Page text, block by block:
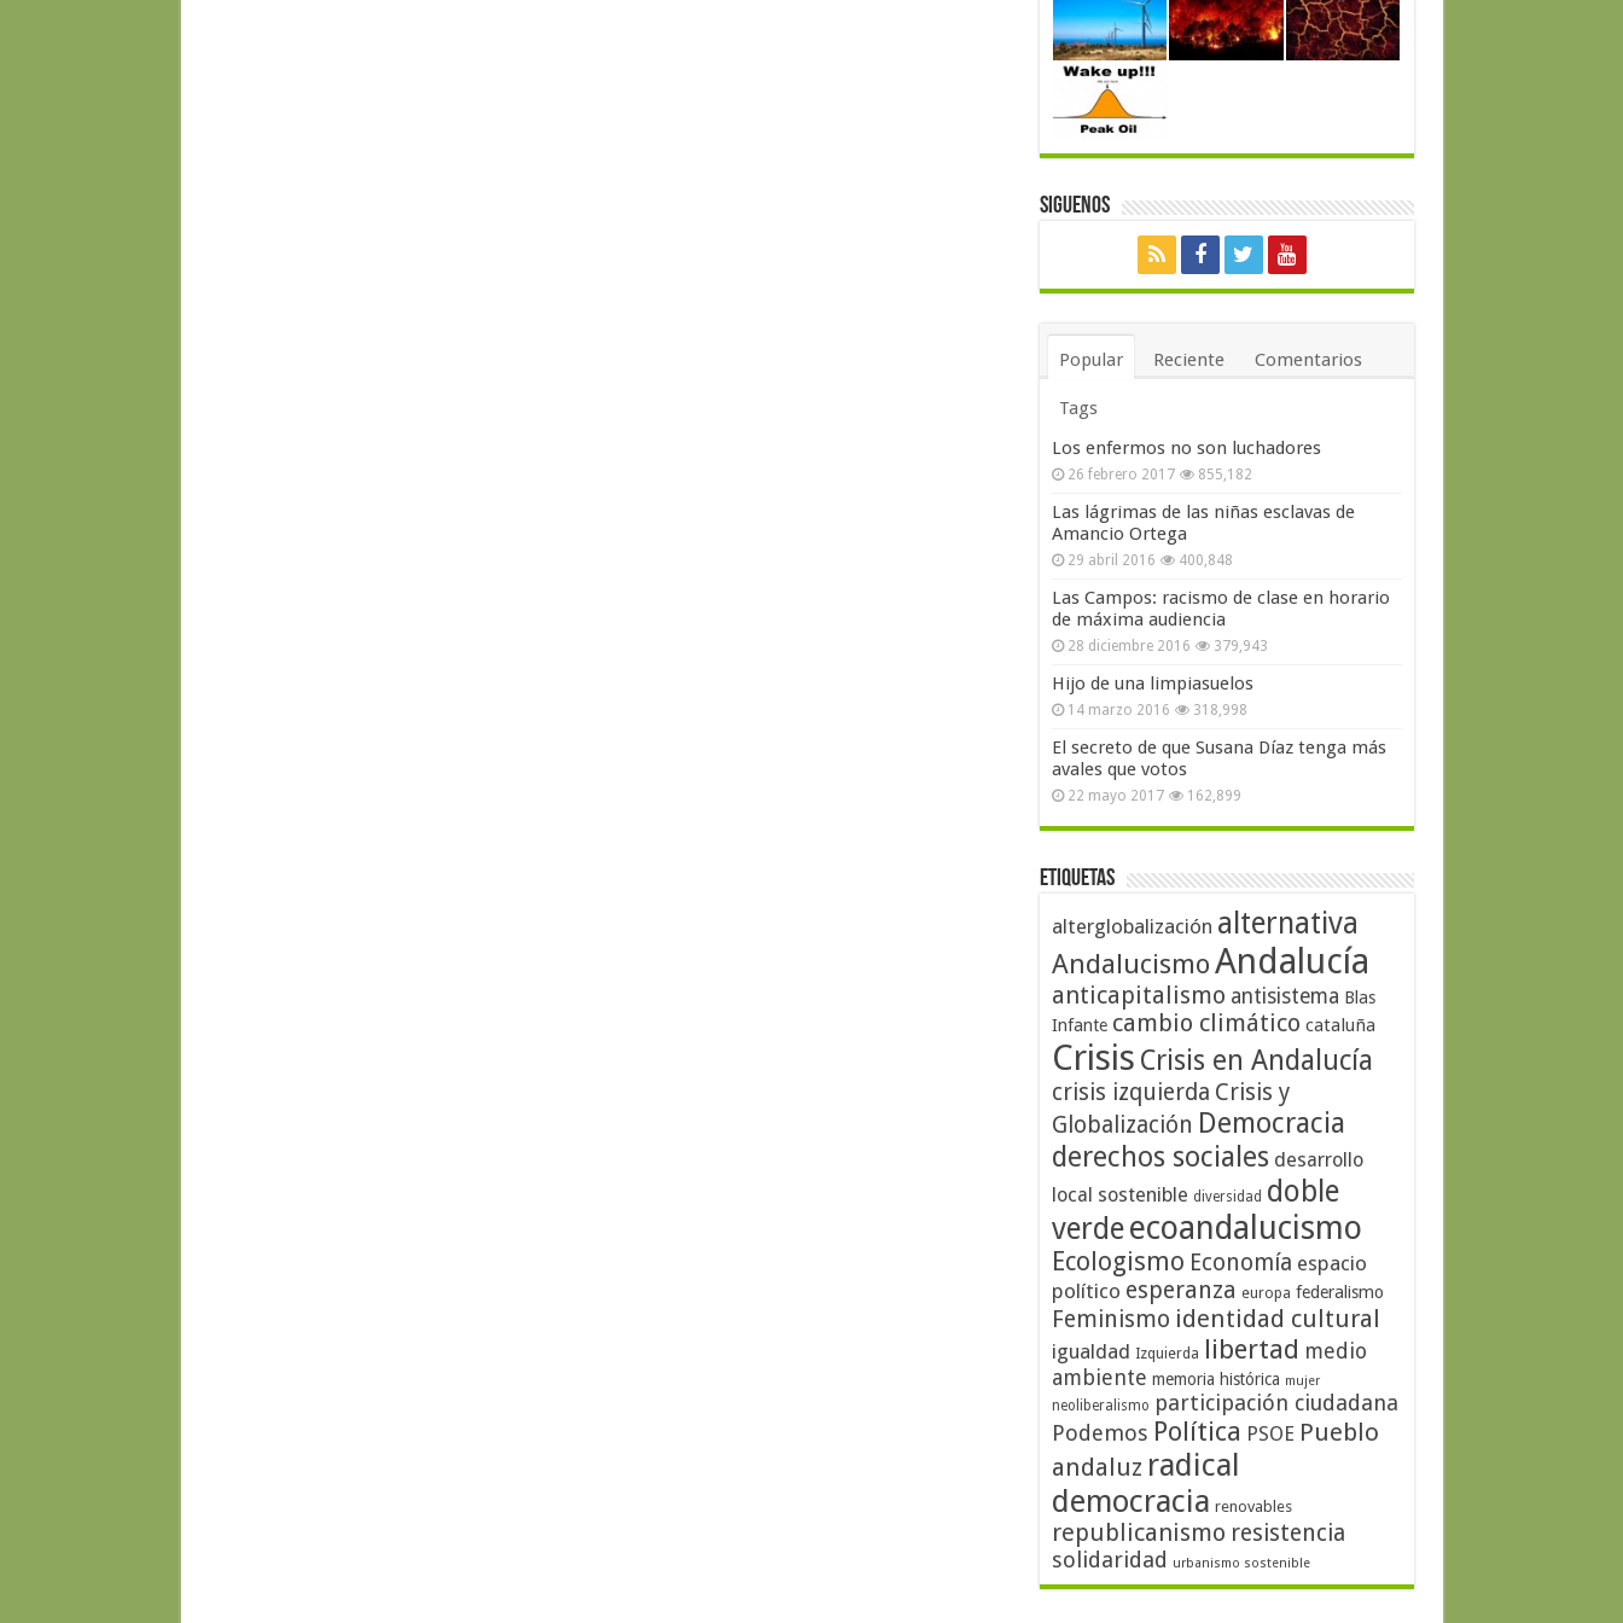
Siguenos
Popular Reciente Comentarios
Tags
Los enfermos no son luchadores
26 febrero 2017 855,182
Las lágrimas de las niñas esclavas de
Amancio Ortega
29 abril 2016 400,848
Las Campos: racismo de clase en horario
de máxima audiencia
28 diciembre 2016 379,943
Hijo de una limpiasuelos
14 marzo 2016 318,998
El secreto de que Susana Díaz tenga más
avales que votos
22 mayo 2017 162,899
Etiquetas
alterglobalización alternativa
AndalucismoAndalucía
anticapitalismo antisistema Blas
Infante cambio climático cataluña
Crisis Crisis en Andalucía
crisis izquierda Crisis y
Globalización Democracia
derechos sociales desarrollo
local sostenible diversidad doble
verdeecoandalucismo
Ecologismo Economía espacio
político esperanza europa federalismo
Feminismo identidad cultural
igualdad Izquierda libertad medio
ambiente memoria histórica mujer
neoliberalismo participación ciudadana
Podemos Política PSOE Pueblo
andaluz radical
democracia renovables
republicanismo resistencia
solidaridad urbanismo sostenible